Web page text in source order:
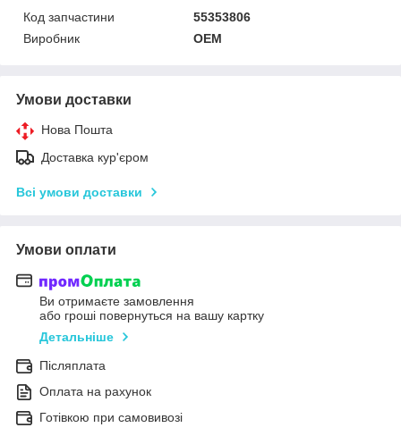
Код запчастини
55353806
Виробник
OEM
Умови доставки
Нова Пошта
Доставка кур'єром
Всі умови доставки
Умови оплати
Ви отримаєте замовлення
або гроші повернуться на вашу картку
Детальніше
Післяплата
Оплата на рахунок
Готівкою при самовивозі